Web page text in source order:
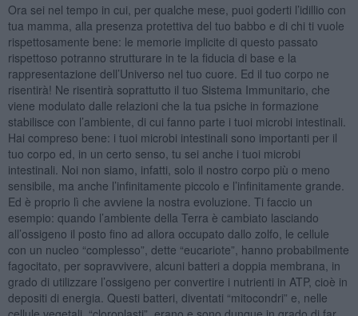
Ora sei nel tempo in cui, per qualche mese, puoi goderti l’idillio con
tua mamma, alla presenza protettiva del tuo babbo e di chi ti vuole
rispettosamente bene: le memorie implicite di questo passato
rispettoso potranno strutturare in te la fiducia di base e la
rappresentazione dell’Universo nel tuo cuore. Ed il tuo corpo ne
risentirà! Ne risentirà soprattutto il tuo Sistema Immunitario, che
viene modulato dalle relazioni che la tua psiche in formazione
stabilisce con l’ambiente, di cui fanno parte i tuoi microbi intestinali.
Hai compreso bene: i tuoi microbi intestinali sono importanti per il
tuo corpo ed, in un certo senso, tu sei anche i tuoi microbi
intestinali. Noi non siamo, infatti, solo il nostro corpo più o meno
sensibile, ma anche l’infinitamente piccolo e l’infinitamente grande.
Ed è proprio lì che avviene la nostra evoluzione. Ti faccio un
esempio: quando l’ambiente della Terra è cambiato lasciando
all’ossigeno il posto fino ad allora occupato dallo zolfo, le cellule
con un nucleo “complesso”, dette “eucariote”, hanno probabilmente
fagocitato, per sopravvivere, alcuni batteri a doppia membrana, in
grado di utilizzare l’ossigeno per convertire i nutrienti in ATP, cioè in
depositi di energia. Questi batteri, diventati “mitocondri” e, nelle